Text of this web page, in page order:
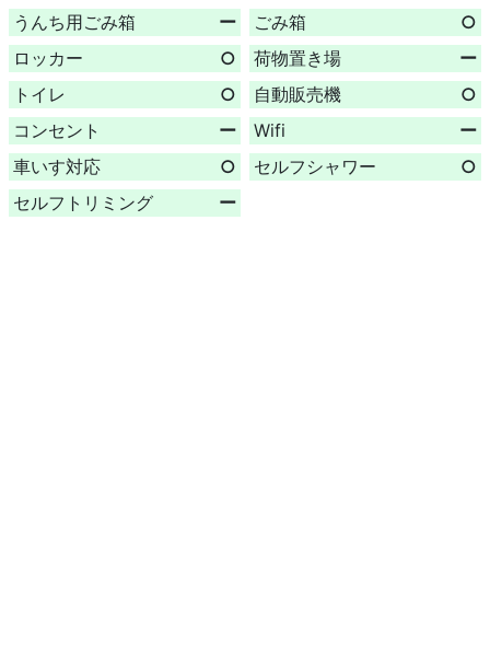
うんち用ごみ箱 ー ごみ箱
○
ロッカー
○ 荷物置き場
ー
トイレ
○ 自動販売機
○
コンセント
ー Wifi
ー
車いす対応
○ セルフシャワー
○
セルフトリミング
ー